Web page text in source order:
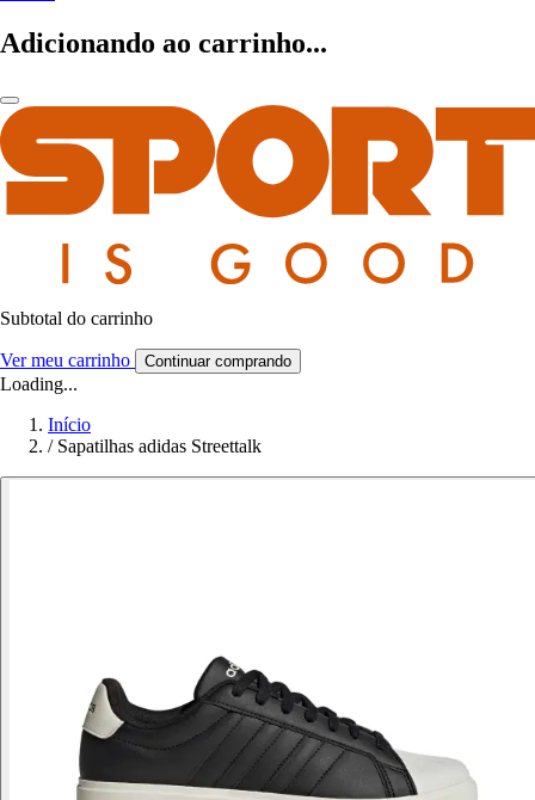
Adicionando ao carrinho...
Subtotal do carrinho
Ver meu carrinho Continuar comprando
Loading...
Início
/ Sapatilhas adidas Streettalk